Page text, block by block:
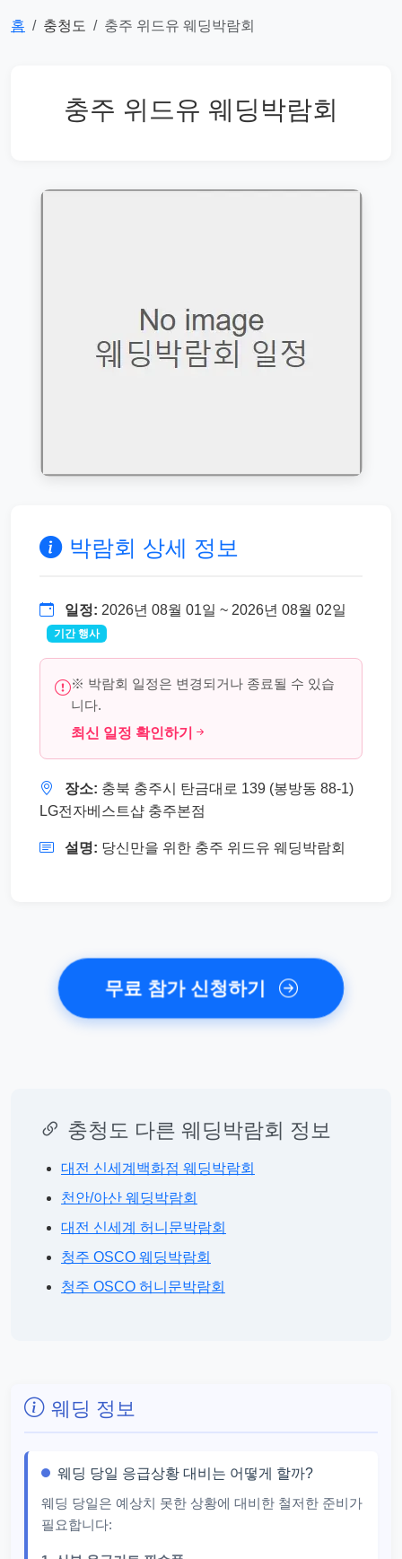
홈 충청도 충주 위드유 웨딩박람회
충주 위드유 웨딩박람회
박람회 상세 정보
일정: 2026년 08월 01일 ~ 2026년 08월 02일
기간 행사
※ 박람회 일정은 변경되거나 종료될 수 있습
니다.
최신 일정 확인하기
장소: 충북 충주시 탄금대로 139 (봉방동 88-1)
LG전자베스트샵 충주본점
설명: 당신만을 위한 충주 위드유 웨딩박람회
무료 참가 신청하기
충청도 다른 웨딩박람회 정보
대전 신세계백화점 웨딩박람회
천안/아산 웨딩박람회
대전 신세계 허니문박람회
청주 OSCO 웨딩박람회
청주 OSCO 허니문박람회
웨딩 정보
웨딩 당일 응급상황 대비는 어떻게 할까?
웨딩 당일은 예상치 못한 상황에 대비한 철저한 준비가
필요합니다: